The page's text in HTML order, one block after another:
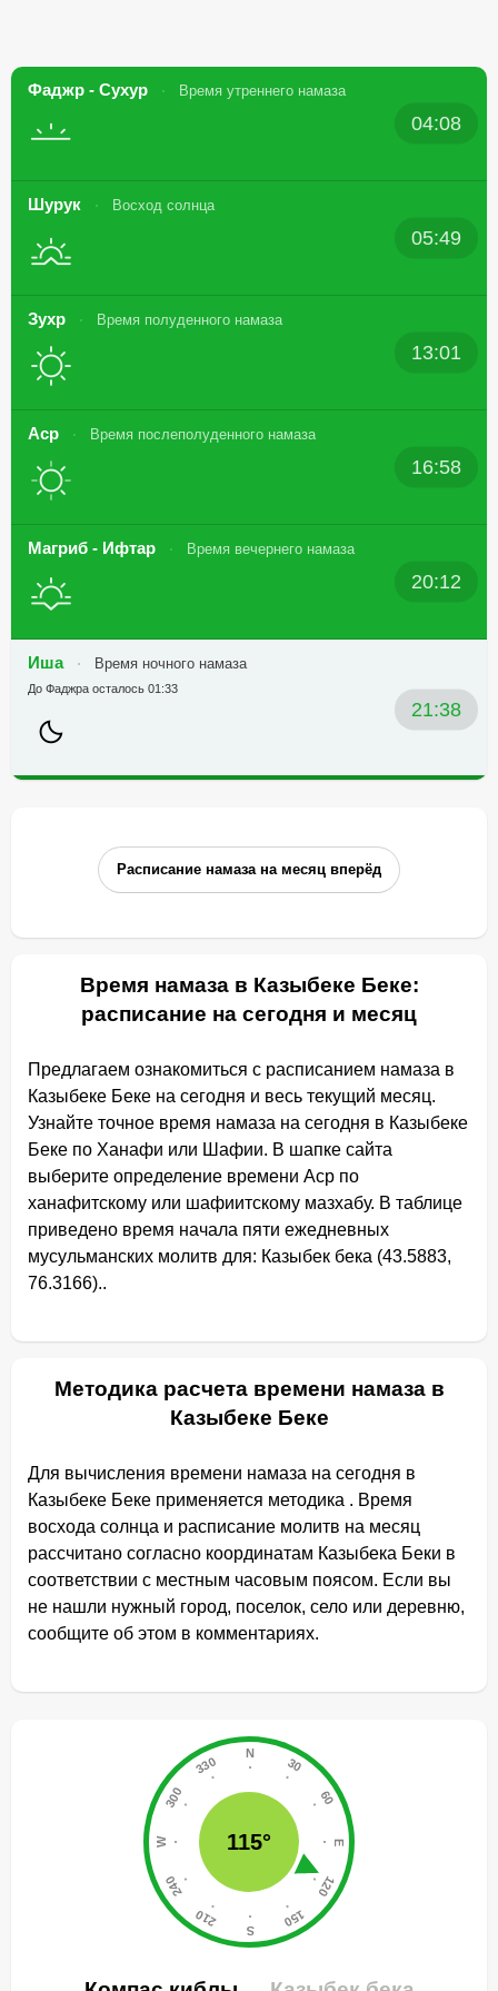
Фаджр - Сухур Время утреннего намаза
04:08
Шурук Восход солнца
05:49
Зухр Время полуденного намаза
13:01
Аср Время послеполуденного намаза
16:58
Магриб - Ифтар Время вечернего намаза
20:12
Иша Время ночного намаза
21:38
До Фаджра осталось 01:33
Расписание намаза на месяц вперёд
Время намаза в Казыбеке Беке:
расписание на сегодня и месяц
Предлагаем ознакомиться с расписанием намаза в
Казыбеке Беке на сегодня и весь текущий месяц.
Узнайте точное время намаза на сегодня в Казыбеке
Беке по Ханафи или Шафии. В шапке сайта
выберите определение времени Аср по
ханафитскому или шафиитскому мазхабу. В таблице
приведено время начала пяти ежедневных
мусульманских молитв для: Казыбек бека (43.5883,
76.3166)..
Методика расчета времени намаза в
Казыбеке Беке
Для вычисления времени намаза на сегодня в
Казыбеке Беке применяется методика . Время
восхода солнца и расписание молитв на месяц
рассчитано согласно координатам Казыбека Беки в
соответствии с местным часовым поясом. Если вы
не нашли нужный город, поселок, село или деревню,
сообщите об этом в комментариях.
115°